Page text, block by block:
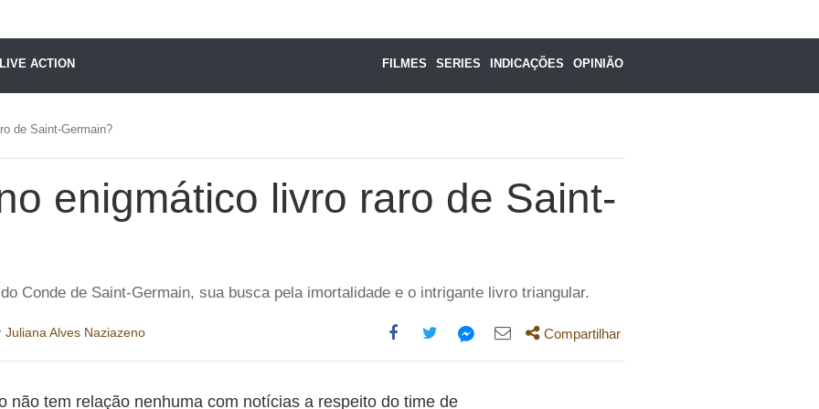
LIVE ACTION FILMES SERIES INDICAÇÕES OPINIÃO
de Saint-Germain?
enigmático livro raro de Saint-
Conde de Saint-Germain, sua busca pela imortalidade e o intrigante livro triangular.
Juliana Alves Naziazeno
Compartilhe
esta
Compartilhe
esta
Compartilhe
Compartilhe
Compartilhar
não tem relação nenhuma com notícias a respeito do time de